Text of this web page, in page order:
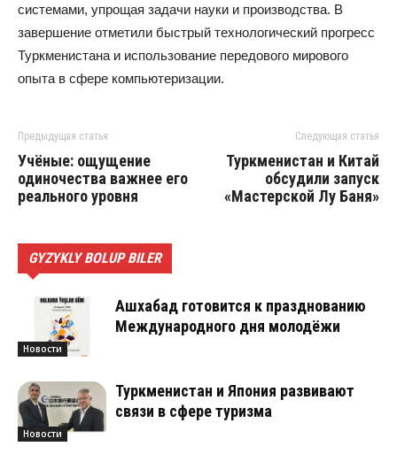
системами, упрощая задачи науки и производства. В
завершение отметили быстрый технологический прогресс
Туркменистана и использование передового мирового
опыта в сфере компьютеризации.
Предыдущая статья
Учёные: ощущение
одиночества важнее его
реального уровня
Следующая статья
Туркменистан и Китай
обсудили запуск
«Мастерской Лу Баня»
GYZYKLY BOLUP BILER
Новости
Ашхабад готовится к празднованию
Международного дня молодёжи
Новости
Туркменистан и Япония развивают
связи в сфере туризма